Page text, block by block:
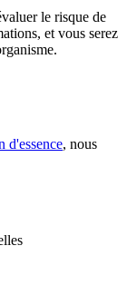
le risque de
et vous serez
d'essence, nous